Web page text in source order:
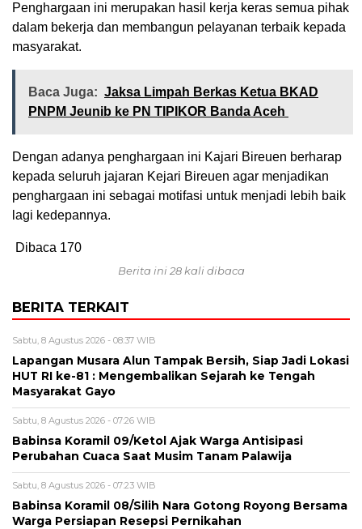
Penghargaan ini merupakan hasil kerja keras semua pihak
dalam bekerja dan membangun pelayanan terbaik kepada
masyarakat.
Baca Juga: Jaksa Limpah Berkas Ketua BKAD
PNPM Jeunib ke PN TIPIKOR Banda Aceh
Dengan adanya penghargaan ini Kajari Bireuen berharap
kepada seluruh jajaran Kejari Bireuen agar menjadikan
penghargaan ini sebagai motifasi untuk menjadi lebih baik
lagi kedepannya.
Dibaca 170
Berita ini 28 kali dibaca
BERITA TERKAIT
Sabtu, 8 Agustus 2026 - 08:37 WIB
Lapangan Musara Alun Tampak Bersih, Siap Jadi Lokasi
HUT RI ke-81 : Mengembalikan Sejarah ke Tengah
Masyarakat Gayo
Sabtu, 8 Agustus 2026 - 07:26 WIB
‎Babinsa Koramil 09/Ketol Ajak Warga Antisipasi
Perubahan Cuaca Saat Musim Tanam Palawija
Sabtu, 8 Agustus 2026 - 07:23 WIB
‎Babinsa Koramil 08/Silih Nara Gotong Royong Bersama
Warga Persiapan Resepsi Pernikahan